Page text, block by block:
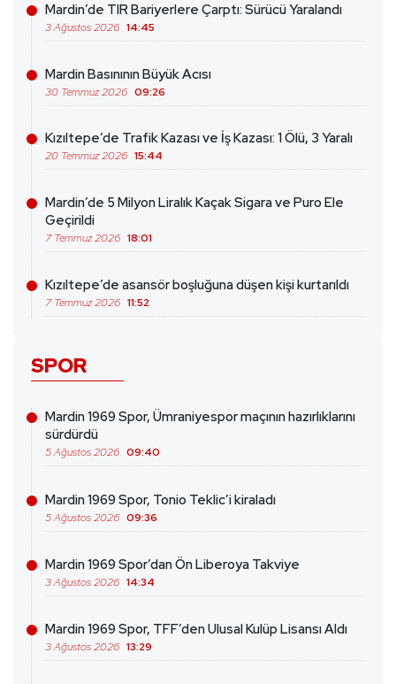
Mardin’de TIR Bariyerlere Çarptı: Sürücü Yaralandı
3 Ağustos 2026 14:45
Mardin Basınının Büyük Acısı
30 Temmuz 2026 09:26
Kızıltepe’de Trafik Kazası ve İş Kazası: 1 Ölü, 3 Yaralı
20 Temmuz 2026 15:44
Mardin’de 5 Milyon Liralık Kaçak Sigara ve Puro Ele
Geçirildi
7 Temmuz 2026 18:01
Kızıltepe’de asansör boşluğuna düşen kişi kurtarıldı
7 Temmuz 2026 11:52
SPOR
Mardin 1969 Spor, Ümraniyespor maçının hazırlıklarını
sürdürdü
5 Ağustos 2026 09:40
Mardin 1969 Spor, Tonio Teklic’i kiraladı
5 Ağustos 2026 09:36
Mardin 1969 Spor’dan Ön Liberoya Takviye
3 Ağustos 2026 14:34
Mardin 1969 Spor, TFF’den Ulusal Kulüp Lisansı Aldı
3 Ağustos 2026 13:29